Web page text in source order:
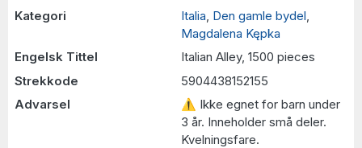
Kategori
Italia Den gamle bydel
Magdalena Kępka
Engelsk Tittel
Italian Alley, 1500 pieces
Strekkode
5904438152155
Advarsel
⚠ Ikke egnet for barn under
3 år. Inneholder små deler.
Kvelningsfare.